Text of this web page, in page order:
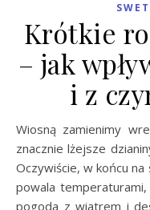
Krótkie
– jak
i z
Wiosną zamienimy wreszcie grube i ciepłe pulowery na
znacznie lżejsze
Oczywiście, w końcu
powala
pogoda z wiatrem i